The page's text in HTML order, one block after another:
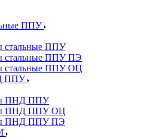
ППУ
стальные ППУ
стальные ППУ ПЭ
стальные ППУ ОЦ
ППУ
ПНД ППУ
ПНД ППУ ОЦ
ПНД ППУ ПЭ